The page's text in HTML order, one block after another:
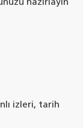
hazırlayın
izleri, tarih